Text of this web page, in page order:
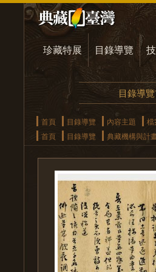
珍藏特展 目錄導覽
目錄導
首頁 目錄導覽 內容主題 檔
首頁
目錄導覽 典藏機構與計